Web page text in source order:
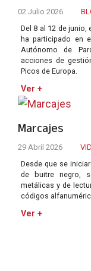
02 Julio 2026
Del 8 al 12 de junio,
ha participado en
Autónomo de
acciones de
Picos de Europa.
Ver +
Marcajes
29 Abril 2026
Desde que se
de buitre negro,
metálicas y de
códigos
Ver +